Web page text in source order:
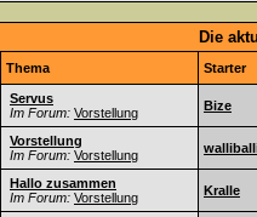
Die
Thema Starter
Servus
Im Forum: Vorstellung Bize
Vorstellung
Im Forum: Vorstellung
Hallo zusammen
Im Forum: Vorstellung Kralle